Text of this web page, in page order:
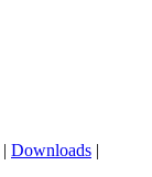
| Downloads |